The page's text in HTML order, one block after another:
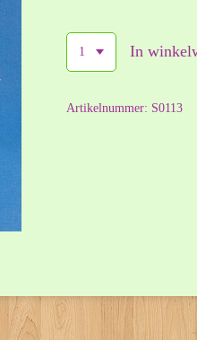
In
Artikelnummer: S0113